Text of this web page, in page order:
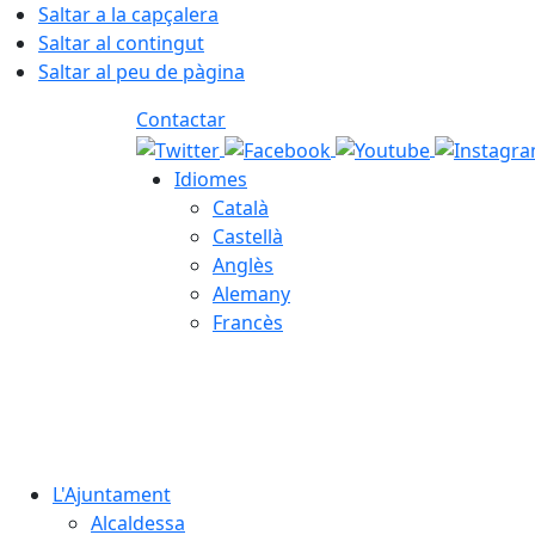
Saltar a la capçalera
Saltar al contingut
Saltar al peu de pàgina
Contactar
Idiomes
Català
Castellà
Anglès
Alemany
Francès
L'Ajuntament
Alcaldessa